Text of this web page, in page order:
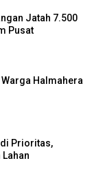
Jatah 7.500
Pusat
Halmahera
Prioritas,